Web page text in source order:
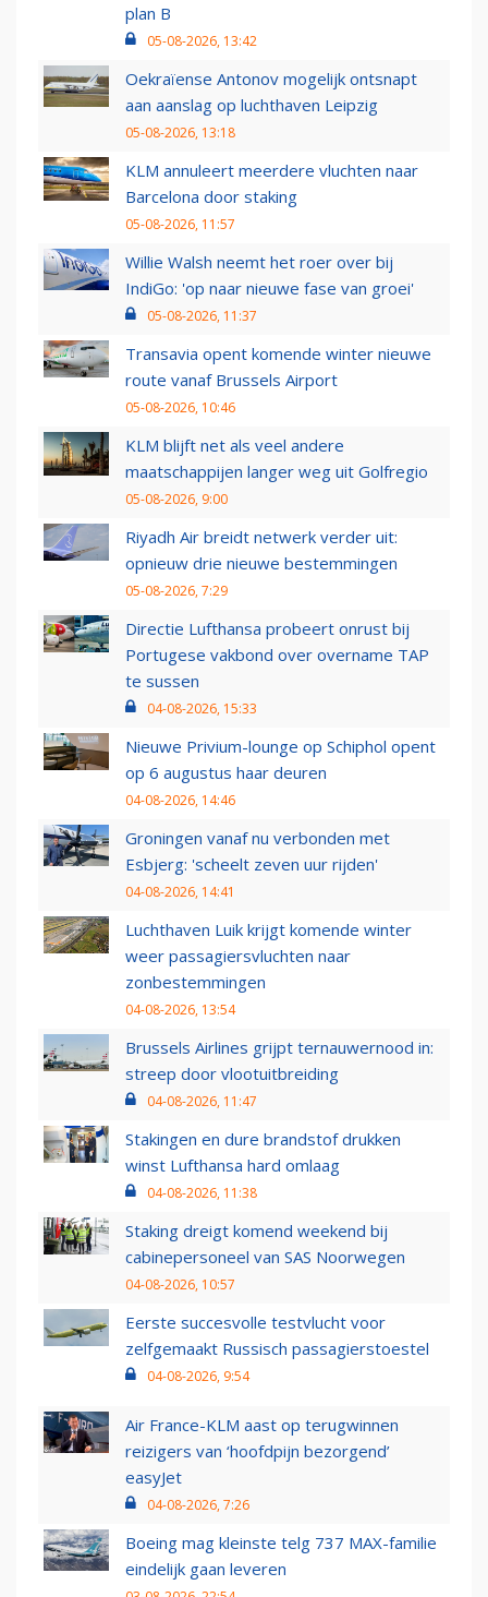
plan B
05-08-2026, 13:42
Oekraïense Antonov mogelijk ontsnapt
aan aanslag op luchthaven Leipzig
05-08-2026, 13:18
KLM annuleert meerdere vluchten naar
Barcelona door staking
05-08-2026, 11:57
Willie Walsh neemt het roer over bij
IndiGo: 'op naar nieuwe fase van groei'
05-08-2026, 11:37
Transavia opent komende winter nieuwe
route vanaf Brussels Airport
05-08-2026, 10:46
KLM blijft net als veel andere
maatschappijen langer weg uit Golfregio
05-08-2026, 9:00
Riyadh Air breidt netwerk verder uit:
opnieuw drie nieuwe bestemmingen
05-08-2026, 7:29
Directie Lufthansa probeert onrust bij
Portugese vakbond over overname TAP
te sussen
04-08-2026, 15:33
Nieuwe Privium-lounge op Schiphol opent
op 6 augustus haar deuren
04-08-2026, 14:46
Groningen vanaf nu verbonden met
Esbjerg: 'scheelt zeven uur rijden'
04-08-2026, 14:41
Luchthaven Luik krijgt komende winter
weer passagiersvluchten naar
zonbestemmingen
04-08-2026, 13:54
Brussels Airlines grijpt ternauwernood in:
streep door vlootuitbreiding
04-08-2026, 11:47
Stakingen en dure brandstof drukken
winst Lufthansa hard omlaag
04-08-2026, 11:38
Staking dreigt komend weekend bij
cabinepersoneel van SAS Noorwegen
04-08-2026, 10:57
Eerste succesvolle testvlucht voor
zelfgemaakt Russisch passagierstoestel
04-08-2026, 9:54
Air France-KLM aast op terugwinnen
reizigers van ‘hoofdpijn bezorgend’
easyJet
04-08-2026, 7:26
Boeing mag kleinste telg 737 MAX-familie
eindelijk gaan leveren